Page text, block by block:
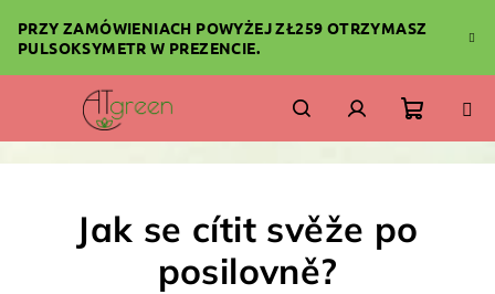
treści
PRZY ZAMÓWIENIACH POWYŻEJ ZŁ259 OTRZYMASZ
PULSOKSYMETR W PREZENCIE.
SzukajZalogujKoszyk
Jak se cítit svěže po
posilovně?